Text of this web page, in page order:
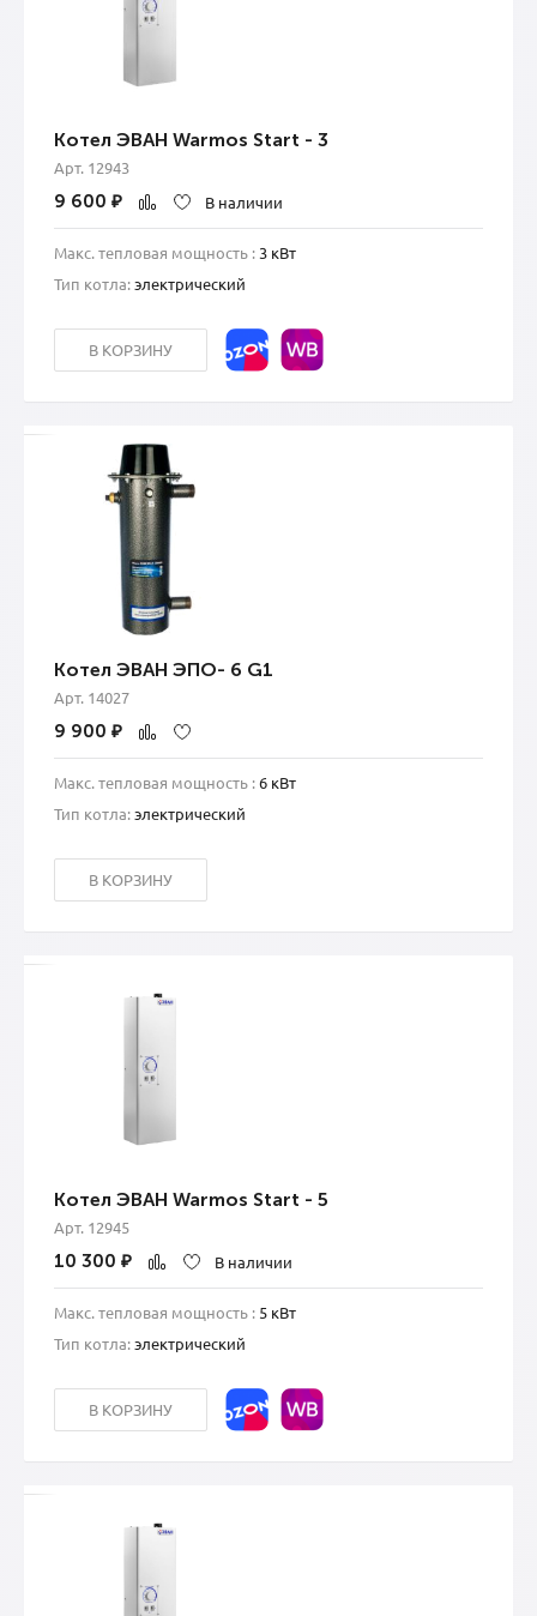
Котел ЭВАН Warmos Start - 3
Арт. 12943
9 600 ₽ В наличии
Макс. тепловая мощность : 3 кВт
Тип котла:электрический
В КОРЗИНУ
Котел ЭВАН ЭПО- 6 G1
Арт. 14027
9 900 ₽
Макс. тепловая мощность :6 кВт
Тип котла:электрический
В КОРЗИНУ
Котел ЭВАН Warmos Start - 5
Арт. 12945
10 300 ₽ В наличии
Макс. тепловая мощность : 5 кВт
Тип котла:электрический
В КОРЗИНУ